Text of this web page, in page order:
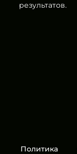
результатов.
Политика